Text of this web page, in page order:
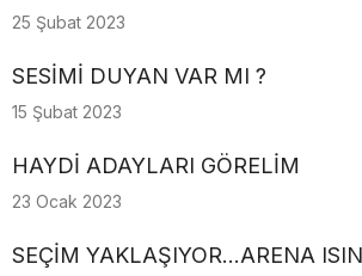
25 Şubat 2023
SESİMİ DUYAN VAR MI ?
15 Şubat 2023
HAYDİ ADAYLARI GÖRELİM
23 Ocak 2023
SEÇİM YAKLAŞIYOR...ARENA